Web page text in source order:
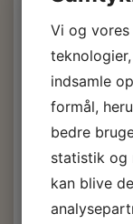
Skummer op til
2500
Vi og
indsamle
formål,
bedre
statistik og
kan blive